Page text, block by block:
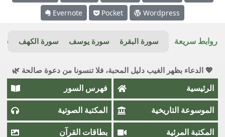
Evernote
Pocket Wordpress
روابط سريعة سورة البقرة سورة يوسف سورة الكهف
💖 الدعاء بظهر الغيب دليل المحبة، فلا تنسونا من دعوة صالحة 🌿
الرئيسية فهرس السور
الموسوعة التاريخية المكتبة الصوتية
المكتبة المرئية بطاقات القرآن